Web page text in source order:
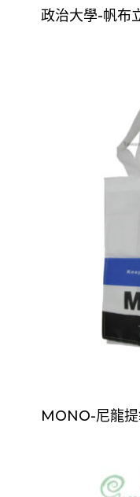
政治大學-帆布
MONO-尼龍